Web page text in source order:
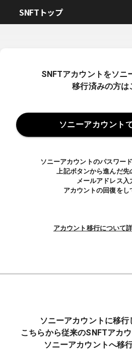
SNFTトップ
SNFTアカウントをソニ
移行済みの方は
ソニーアカウント
ソニーアカウントのパスワー
上記ボタンから進んだ先
メールアドレス入
アカウントの回復をし
アカウント移行について
ソニーアカウントに移
こちらから従来のSNFTアカ
ソニーアカウントへ移